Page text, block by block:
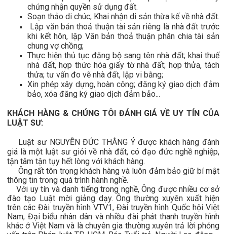
chứng nhận quyền sử dụng đất.
Soạn thảo di chúc; Khai nhận di sản thừa kế về nhà đất.
Lập văn bản thoả thuận tài sản riêng là nhà đất trước
khi kết hôn, lập Văn bản thoả thuận phân chia tài sản
chung vợ chồng;
Thực hiện thủ tục đăng bộ sang tên nhà đất; khai thuế
nhà đất, hợp thức hóa giấy tờ nhà đất; hợp thửa, tách
thửa; tư vấn đo vẽ nhà đất, lập vi bằng;
Xin phép xây dựng, hoàn công; đăng ký giao dịch đảm
bảo, xóa đăng ký giao dịch đảm bảo...
KHÁCH HÀNG & CHÚNG TÔI ĐÁNH GIÁ VỀ UY TÍN CỦA
LUẬT SƯ:
Luật sư NGUYỄN ĐỨC THẮNG Ý được khách hàng đánh
giá là một luật sư giỏi về nhà đất, có đạo đức nghề nghiệp,
tận tâm tận tụy hết lòng với khách hàng.
Ông rất tôn trọng khách hàng và luôn đảm bảo giữ bí mật
thông tin trong quá trình hành nghề.
Với uy tín và danh tiếng trong nghề, Ông được nhiều cơ sở
đào tạo Luật mời giảng dạy. Ông thường xuyên xuất hiện
trên các Đài truyền hình VTV1, Đài truyền hình Quốc hội Việt
Nam, Đại biểu nhân dân và nhiều đài phát thanh truyền hình
khác ở Việt Nam và là chuyên gia thường xuyên trả lời phỏng